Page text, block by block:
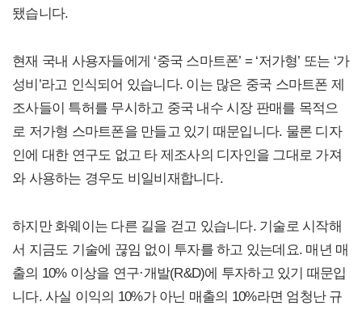
됐습니다.
현재 국내 사용자들에게 ‘중국 스마트폰’ = ‘저가형’ 또는 ‘가
성비’라고 인식되어 있습니다. 이는 많은 중국 스마트폰 제
조사들이 특허를 무시하고 중국 내수 시장 판매를 목적으
로 저가형 스마트폰을 만들고 있기 때문입니다. 물론 디자
인에 대한 연구도 없고 타 제조사의 디자인을 그대로 가져
와 사용하는 경우도 비일비재합니다.
하지만 화웨이는 다른 길을 걷고 있습니다. 기술로 시작해
서 지금도 기술에 끊임 없이 투자를 하고 있는데요. 매년 매
출의 10% 이상을 연구·개발(R&D)에 투자하고 있기 때문입
니다. 사실 이익의 10%가 아닌 매출의 10%라면 엄청난 규